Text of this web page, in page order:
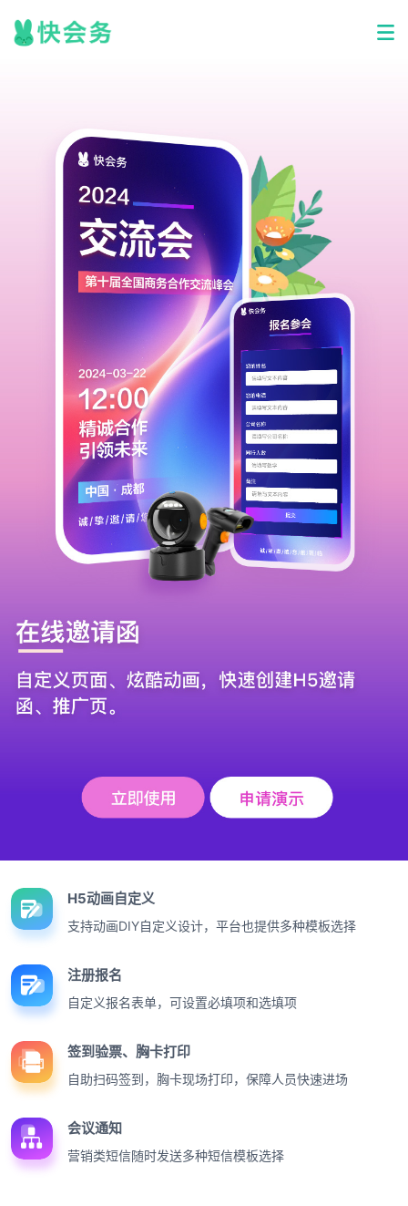
H5动画自定义
支持动画DIY自定义设计，平台也提供多种模板选择
注册报名
自定义报名表单，可设置必填项和选填项
签到验票、胸卡打印
自助扫码签到，胸卡现场打印，保障人员快速进场
会议通知
营销类短信随时发送多种短信模板选择